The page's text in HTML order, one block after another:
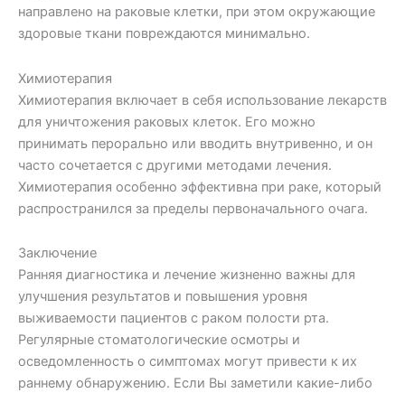
направлено на раковые клетки, при этом окружающие
здоровые ткани повреждаются минимально.
Химиотерапия
Химиотерапия включает в себя использование лекарств
для уничтожения раковых клеток. Его можно
принимать перорально или вводить внутривенно, и он
часто сочетается с другими методами лечения.
Химиотерапия особенно эффективна при раке, который
распространился за пределы первоначального очага.
Заключение
Ранняя диагностика и лечение жизненно важны для
улучшения результатов и повышения уровня
выживаемости пациентов с раком полости рта.
Регулярные стоматологические осмотры и
осведомленность о симптомах могут привести к их
раннему обнаружению. Если Вы заметили какие-либо